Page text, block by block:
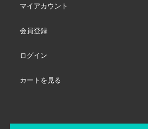
マイアカウント
会員登録
ログイン
カートを見る